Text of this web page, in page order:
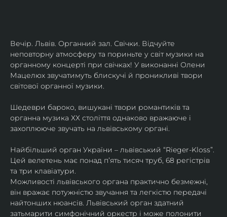
Вечір. Львів. Органний зал. Свічки. Відчуйте
неповторну атмосферу та пориньте у світ музики на
органному концерті при свічках! У виконанні Олени
Мацелюх звучатимуть блискучі й проникливі твори
світової органної музики.
Шедеври бароко, вишукані твори романтиків та
органна музика ХХ століття однаково вражаюче і
захоплююче звучать на львівському органі.
Найбільший орган України – львівський “Rieger-Kloss”.
Цей велетень має понад пʼять тисяч труб, 68 регістрів
та три клавіатури.
Можливості львівського органа практично безмежні,
він вражає потужністю звучання та легкістю передачі
найтонших нюансів. Львівський орган здатний
затьмарити симфонічний оркестр і може полонити